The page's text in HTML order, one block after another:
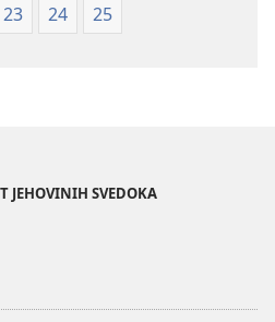
23 24 25
JEHOVINIH SVEDOKA